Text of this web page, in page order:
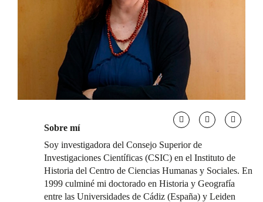
Sobre mí
Soy investigadora del Consejo Superior de
Investigaciones Científicas (CSIC) en el Instituto de
Historia del Centro de Ciencias Humanas y Sociales. En
1999 culminé mi doctorado en Historia y Geografía
entre las Universidades de Cádiz (España) y Leiden